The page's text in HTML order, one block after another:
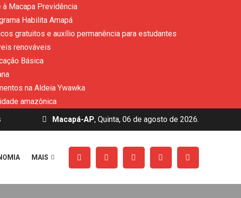
Macapa Previdência
Habilita Amapá
gratuitos e auxílio permanência para estudantes
renováveis
Básica
na Aldeia Ywawka
amazônica
Macapá-AP, Quinta, 06 de agosto de 2026.
MAIS